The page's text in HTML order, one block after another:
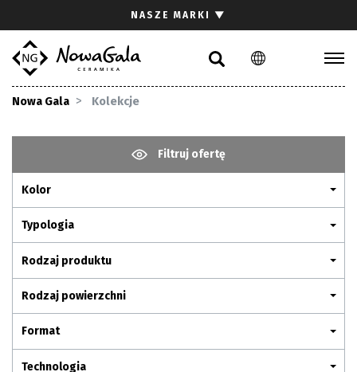
PL EN
NASZE MARKI ▼
Nowa Gala Kolekcje
Filtruj ofertę
Kolor
Typologia
Rodzaj produktu
Rodzaj powierzchni
Format
Technologia
Gdzie kupić
Pliki do pobrania
Pytania i odpowiedzi
Kariera
Kontakt
Komunikacja z akcjonariuszami